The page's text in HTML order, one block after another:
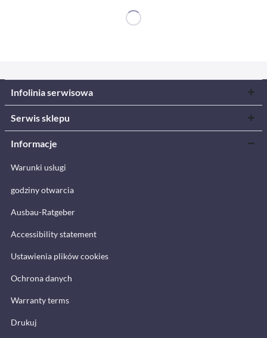
Infolinia serwisowa
Serwis sklepu
Informacje
Warunki usługi
godziny otwarcia
Ausbau-Ratgeber
Accessibility statement
Ustawienia plików cookies
Ochrona danych
Warranty terms
Drukuj